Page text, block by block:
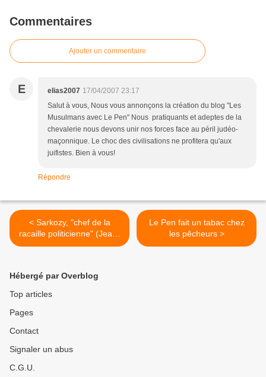
Commentaires
Ajouter un commentaire
E elias2007 17/04/2007 23:17
Salut à vous, Nous vous annonçons la création du blog "Les
Musulmans avec Le Pen" Nous pratiquants et adeptes de la
chevalerie nous devons unir nos forces face au péril judéo-
maçonnique. Le choc des civilisations ne profitera qu'aux
juifistes. Bien à vous!
Répondre
< Sarkozy, "chef de la
racaille politicienne" (Jean-
Marie Le Pen au Palais des
Le Pen fait un tabac chez
les pêcheurs >
Hébergé par Overblog
Top articles
Pages
Contact
Signaler un abus
C.G.U.